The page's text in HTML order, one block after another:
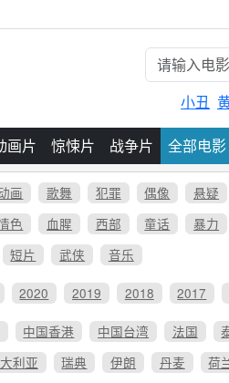
小丑
画片 惊悚片 战争片 全部电影
画 歌舞 犯罪 偶像 悬疑
色 血腥 西部 童话 暴力
短片 武侠 音乐
2020 2019 2018 2017
中国香港 中国台湾 法国
利亚 瑞典 伊朗 丹麦 荷